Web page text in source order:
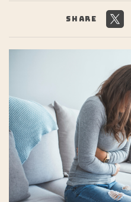
Share